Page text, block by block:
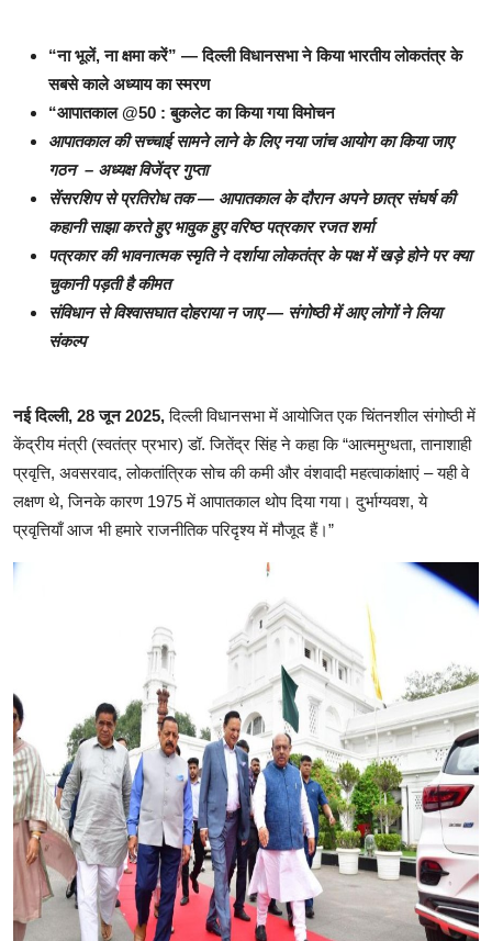
“ना भूलें, ना क्षमा करें” — दिल्ली विधानसभा ने किया भारतीय लोकतंत्र के
सबसे काले अध्याय का स्मरण
“आपातकाल @50 : बुकलेट का किया गया विमोचन
आपातकाल की सच्चाई सामने लाने के लिए नया जांच आयोग का किया जाए
गठन – अध्यक्ष विजेंद्र गुप्ता
सेंसरशिप से प्रतिरोध तक — आपातकाल के दौरान अपने छात्र संघर्ष की
कहानी साझा करते हुए भावुक हुए वरिष्ठ पत्रकार रजत शर्मा
पत्रकार की भावनात्मक स्मृति ने दर्शाया लोकतंत्र के पक्ष में खड़े होने पर क्या
चुकानी पड़ती है कीमत
संविधान से विश्वासघात दोहराया न जाए — संगोष्ठी में आए लोगों ने लिया
संकल्प
नई दिल्ली, 28 जून 2025,दिल्ली विधानसभा में आयोजित एक चिंतनशील संगोष्ठी में
केंद्रीय मंत्री (स्वतंत्र प्रभार) डॉ. जितेंद्र सिंह ने कहा कि “आत्ममुग्धता, तानाशाही
प्रवृत्ति, अवसरवाद, लोकतांत्रिक सोच की कमी और वंशवादी महत्वाकांक्षाएं – यही वे
लक्षण थे, जिनके कारण 1975 में आपातकाल थोप दिया गया। दुर्भाग्यवश, ये
प्रवृत्तियाँ आज भी हमारे राजनीतिक परिदृश्य में मौजूद हैं।”